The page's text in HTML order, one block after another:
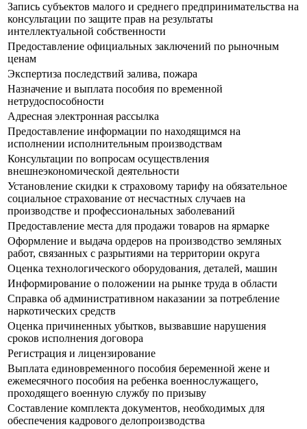
Запись субъектов малого и среднего предпринимательства на
консультации по защите прав на результаты
интеллектуальной собственности
Предоставление официальных заключений по рыночным
ценам
Экспертиза последствий залива, пожара
Назначение и выплата пособия по временной
нетрудоспособности
Адресная электронная рассылка
Предоставление информации по находящимся на
исполнении исполнительным производствам
Консультации по вопросам осуществления
внешнеэкономической деятельности
Установление скидки к страховому тарифу на обязательное
социальное страхование от несчастных случаев на
производстве и профессиональных заболеваний
Предоставление места для продажи товаров на ярмарке
Оформление и выдача ордеров на производство земляных
работ, связанных с разрытиями на территории округа
Оценка технологического оборудования, деталей, машин
Информирование о положении на рынке труда в области
Справка об административном наказании за потребление
наркотических средств
Оценка причиненных убытков, вызвавшие нарушения
сроков исполнения договора
Регистрация и лицензирование
Выплата единовременного пособия беременной жене и
ежемесячного пособия на ребенка военнослужащего,
проходящего военную службу по призыву
Составление комплекта документов, необходимых для
обеспечения кадрового делопроизводства